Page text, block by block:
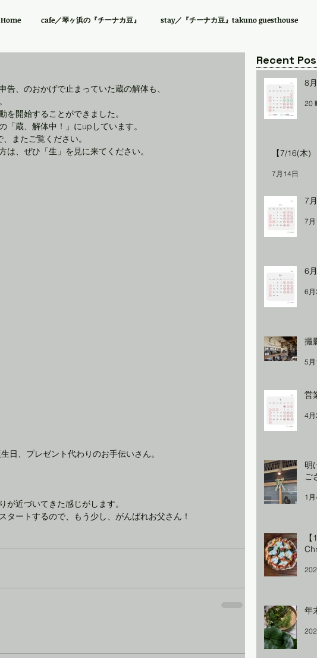
Home cafe／琴ヶ浜の『チーナカ豆』 stay／『チーナカ豆』takuno guesthouse
、のおかげで止まっていた蔵の解体も、
開始することができました。
「蔵、解体中！」にupしています。
またご覧ください。
、ぜひ「生」を見に来てください。
日、プレゼント代わりのお手伝いさん。
近づいてきた感じがします。
タートするので、もう少し、がんばれお父さん！
Recent
8
20
【7/16(木)
7月14日
7
7月
6
6月
撮
5月
営
4月
明
ご
1月
年